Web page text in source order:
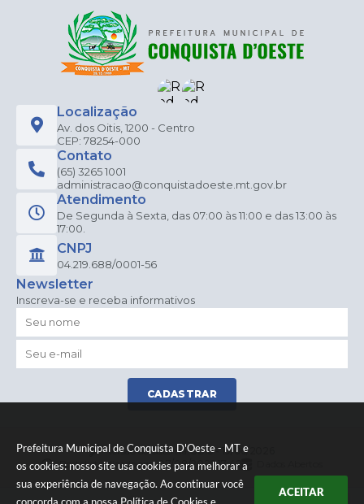
Prefeitura Municipal de Conquista D'Oeste - MT e
os cookies: nosso site usa cookies para melhorar a
sua experiência de navegação. Ao continuar você
ACEITAR
Localização
Av. dos Oitis, 1200 - Centro
CEP: 78254-000
Contato
(65) 3265 1001
administracao@conquistadoeste.mt.gov.br
Atendimento
De Segunda à Sexta, das 07:00 às 11:00 e das 13:00 às
17:00.
CNPJ
04.219.688/0001-56
Newsletter
Inscreva-se e receba informativos
CADASTRAR
Versão do Sistema:3.5.3 - 19/06/2026
Portal atualizado em:07/08/2026 17:42